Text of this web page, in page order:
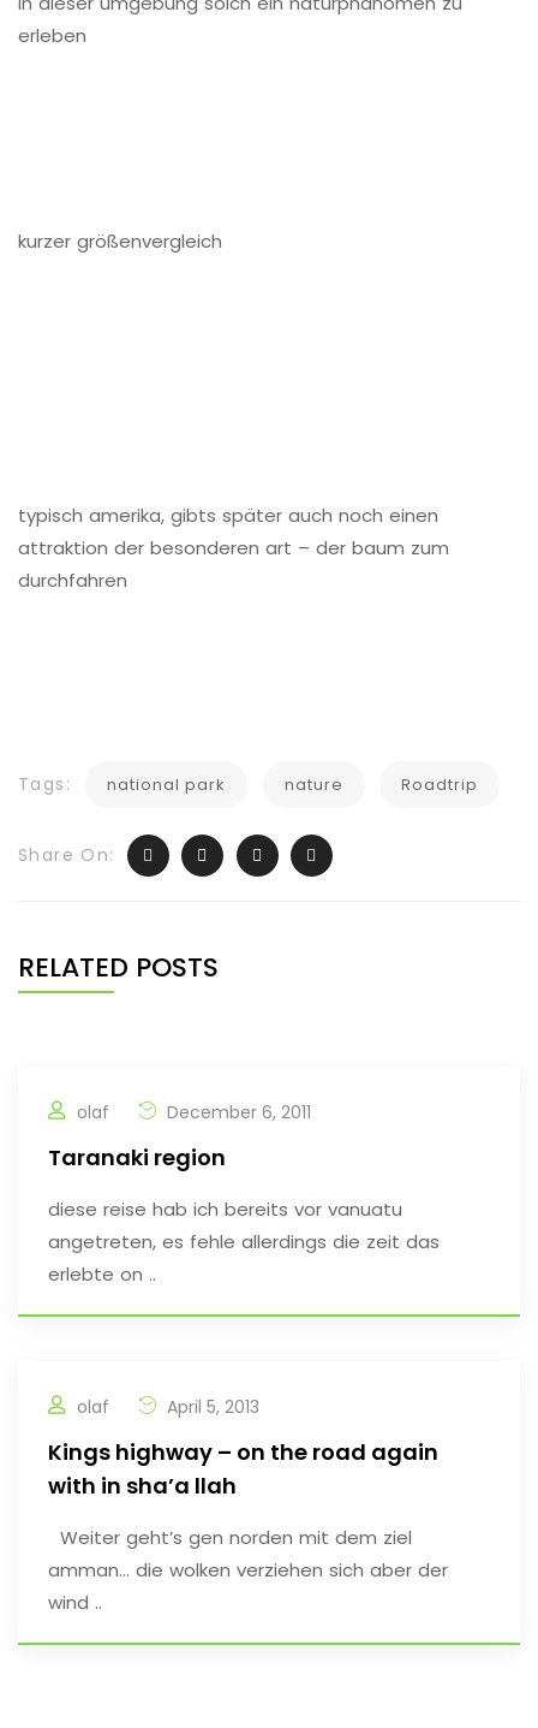
erleben
kurzer größenvergleich
typisch amerika, gibts später auch noch einen
attraktion der besonderen art – der baum zum
durchfahren
Tags: national park nature Roadtrip
Share On:
RELATED POSTS
olaf December 6, 2011
Taranaki region
diese reise hab ich bereits vor vanuatu
angetreten, es fehle allerdings die zeit das
erlebte on ..
olaf April 5, 2013
Kings highway – on the road again
with in sha’a llah
Weiter geht’s gen norden mit dem ziel
amman… die wolken verziehen sich aber der
wind ..